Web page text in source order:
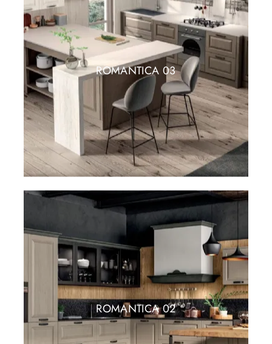
ROMANTICA 03
ROMANTICA 02